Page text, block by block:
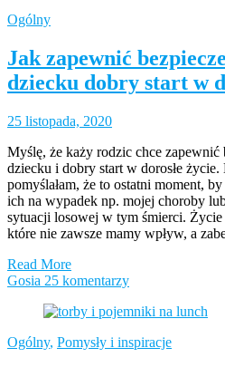
Ogólny
Jak zapewnić
dziecku dobry start w
25 listopada, 2020
Myślę, że każy rodzic chce zapewnić
dziecku i dobry start w dorosłe
pomyślałam, że to ostatni moment,
ich na wypadek np. mojej choroby
sytuacji losowej w tym śmierci. Życie
które nie zawsze mamy wpływ, a
Read More
Gosia 25 komentarzy
Ogólny, Pomysły i inspiracje